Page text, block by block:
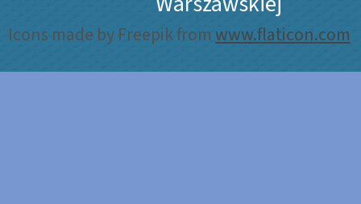
Icons made by Freepik fromwww.flaticon.com